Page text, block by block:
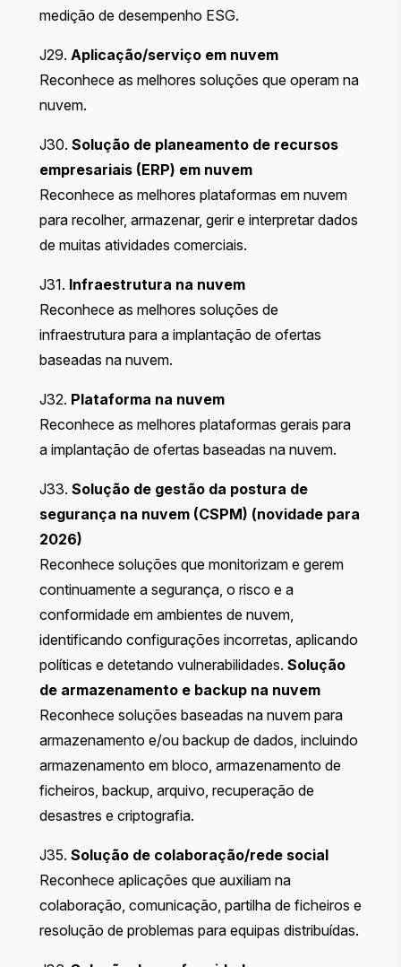
medição de desempenho ESG.
J29. Aplicação/serviço em nuvem
Reconhece as melhores soluções que operam na
nuvem.
J30. Solução de planeamento de recursos
empresariais (ERP) em nuvem
Reconhece as melhores plataformas em nuvem
para recolher, armazenar, gerir e interpretar dados
de muitas atividades comerciais.
J31. Infraestrutura na nuvem
Reconhece as melhores soluções de
infraestrutura para a implantação de ofertas
baseadas na nuvem.
J32. Plataforma na nuvem
Reconhece as melhores plataformas gerais para
a implantação de ofertas baseadas na nuvem.
J33. Solução de gestão da postura de
segurança na nuvem (CSPM) (novidade para
2026)
Reconhece soluções que monitorizam e gerem
continuamente a segurança, o risco e a
conformidade em ambientes de nuvem,
identificando configurações incorretas, aplicando
políticas e detetando vulnerabilidades. Solução
de armazenamento e backup na nuvem
Reconhece soluções baseadas na nuvem para
armazenamento e/ou backup de dados, incluindo
armazenamento em bloco, armazenamento de
ficheiros, backup, arquivo, recuperação de
desastres e criptografia.
J35. Solução de colaboração/rede social
Reconhece aplicações que auxiliam na
colaboração, comunicação, partilha de ficheiros e
resolução de problemas para equipas distribuídas.